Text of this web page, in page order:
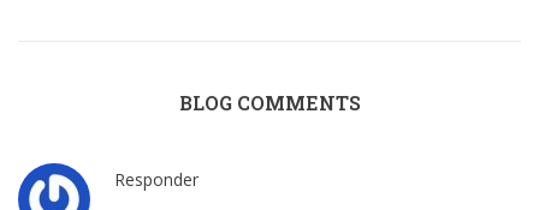
BLOG COMMENTS
Responder